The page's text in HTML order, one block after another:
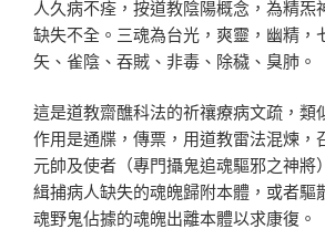
人久病不痊，按道教陰陽概念，為精炁
缺失不全。三魂為台光，爽靈，幽精，
矢、雀陰、吞賊、非毒、除穢、臭肺。
這是道教齋醮科法的祈禳療病文疏，類
作用是通牒，傳票，用道教雷法混煉，
元帥及使者（專門攝鬼追魂驅邪之神將
緝捕病人缺失的魂魄歸附本體，或者驅
魂野鬼佔據的魂魄出離本體以求康復。